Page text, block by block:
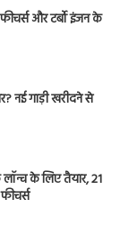
और टर्बो इंजन के
नई गाड़ी खरीदने से
के लिए तैयार, 21